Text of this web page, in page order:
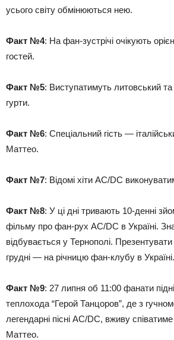
усього світу обмінюються нею.
Факт №4: На фан-зустрічі очікують
гостей.
Факт №5: Виступатимуть литовський та
гурти.
Факт №6: Спеціальний гість —
Маттео.
Факт №7: Відомі хіти AC/DC
Факт №8: У ці дні тривають 10-денні
фільму про фан-рух AC/DC в Україні.
відбувається у Тернополі.
грудні — на річницю фан-клубу в Україні.
Факт №9: 27 липня об 11:00 фанати
теплохода “Герой Танцоров”, де з
легендарні пісні AC/DC, вживу
Маттео.